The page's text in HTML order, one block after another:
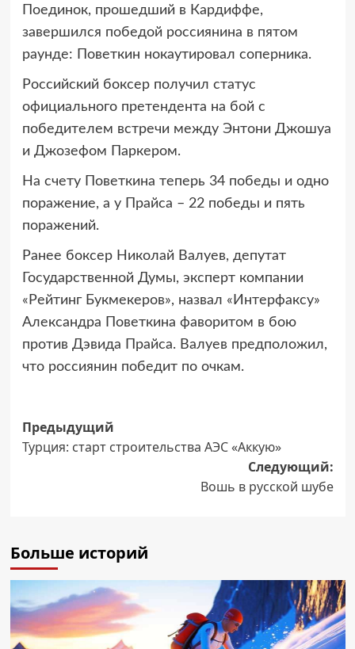
Поединок, прошедший в Кардиффе,
завершился победой россиянина в пятом
раунде: Поветкин нокаутировал соперника.
Российский боксер получил статус
официального претендента на бой с
победителем встречи между Энтони Джошуа
и Джозефом Паркером.
На счету Поветкина теперь 34 победы и одно
поражение, а у Прайса – 22 победы и пять
поражений.
Ранее боксер Николай Валуев, депутат
Государственной Думы, эксперт компании
«Рейтинг Букмекеров», назвал «Интерфаксу»
Александра Поветкина фаворитом в бою
против Дэвида Прайса. Валуев предположил,
что россиянин победит по очкам.
Навигация
записи
Предыдущий
Турция: старт строительства АЭС «Аккую»
Следующий:
Вошь в русской шубе
Больше историй